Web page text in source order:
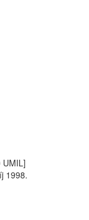
UMIL]
1998.